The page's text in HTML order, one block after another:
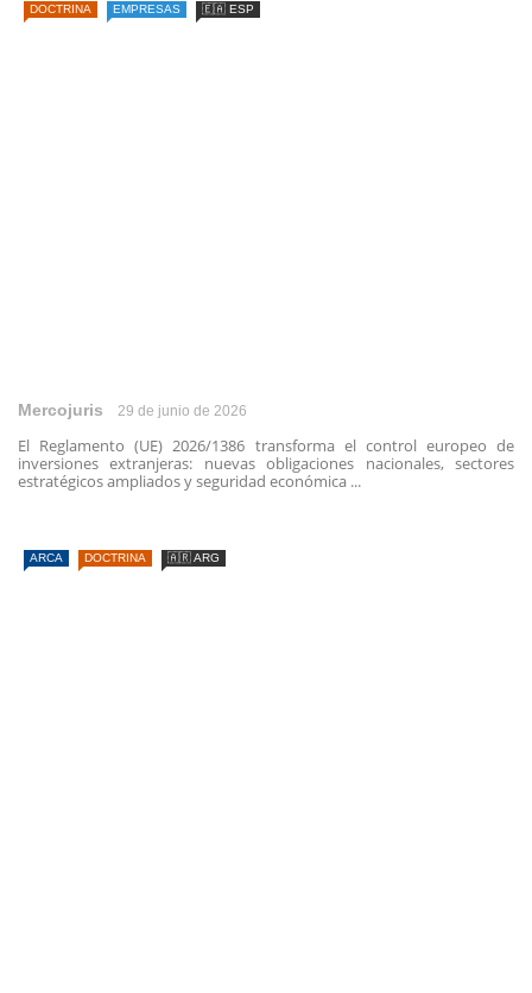
DOCTRINA EMPRESAS 🇪🇦 ESP
Mercojuris 29 de junio de 2026
El Reglamento (UE) 2026/1386 transforma el control europeo de
inversiones extranjeras: nuevas obligaciones nacionales, sectores
estratégicos ampliados y seguridad económica ...
ARCA DOCTRINA 🇦🇷 ARG